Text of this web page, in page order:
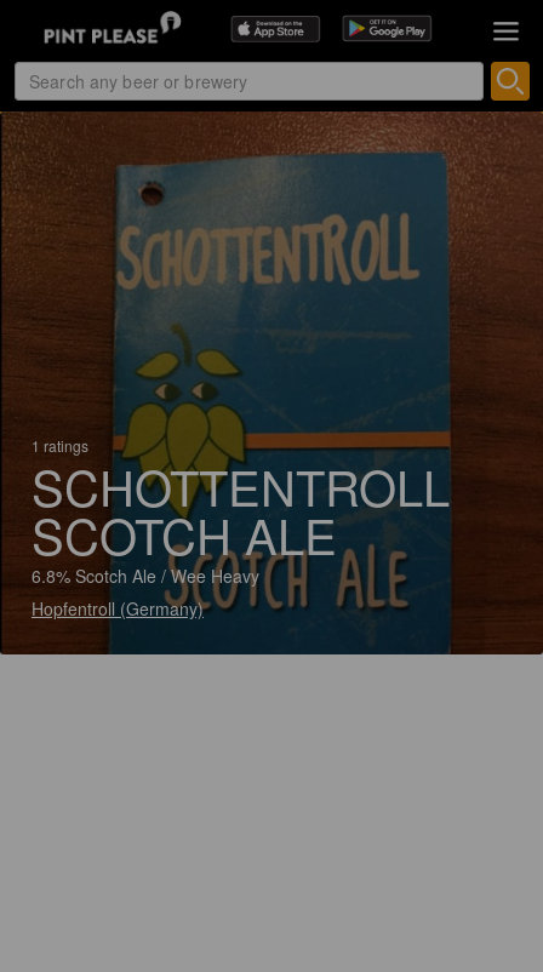
1 ratings
SCHOTTENTROLL
SCOTCH ALE
6.8% Scotch Ale / Wee Heavy
Hopfentroll (Germany)